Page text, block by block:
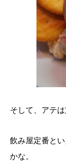
そして、アテ
飲み屋定番と
かな。